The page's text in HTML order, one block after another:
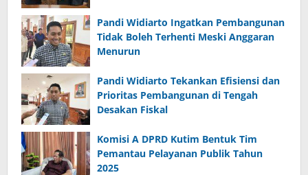
Pandi Widiarto Ingatkan Pembangunan
Tidak Boleh Terhenti Meski Anggaran
Menurun
Pandi Widiarto Tekankan Efisiensi dan
Prioritas Pembangunan di Tengah
Desakan Fiskal
Komisi A DPRD Kutim Bentuk Tim
Pemantau Pelayanan Publik Tahun
2025